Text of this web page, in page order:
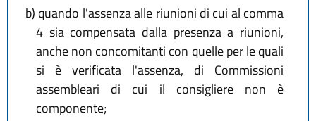
b) quando l'assenza alle riunioni di cui al comma
4 sia compensata dalla presenza a riunioni,
anche non concomitanti con quelle per le quali
si è verificata l'assenza, di Commissioni
assembleari di cui il consigliere non è
componente;